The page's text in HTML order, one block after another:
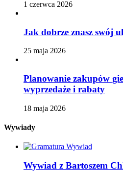
1 czerwca 2026
Jak dobrze znasz swój
25 maja 2026
Planowanie zakupów
wyprzedaże i rabaty
18 maja 2026
Wywiady
Wywiad z Bartoszem